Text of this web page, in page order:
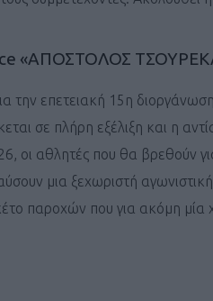
«ΑΠΟΣΤΟΛΟΣ
την επετειακή 15η
σε πλήρη εξέλιξη και η
οι αθλητές που θα βρεθούν
μια ξεχωριστή
παροχών που για ακόμη μία